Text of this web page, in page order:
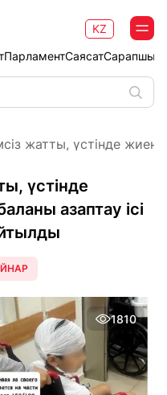
ПарламентСаясат
KZ
жатты, үстінде
үстінде
азаптау ісі
1810